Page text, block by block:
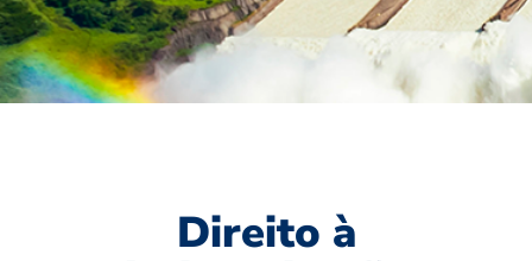
Direito à